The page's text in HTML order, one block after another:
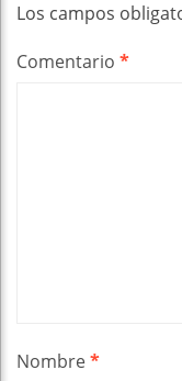
Los campos
Comentario *
Nombre*